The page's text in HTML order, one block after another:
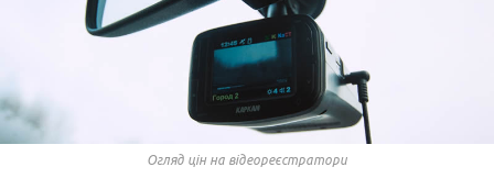
Огляд цін на відеореєстратори